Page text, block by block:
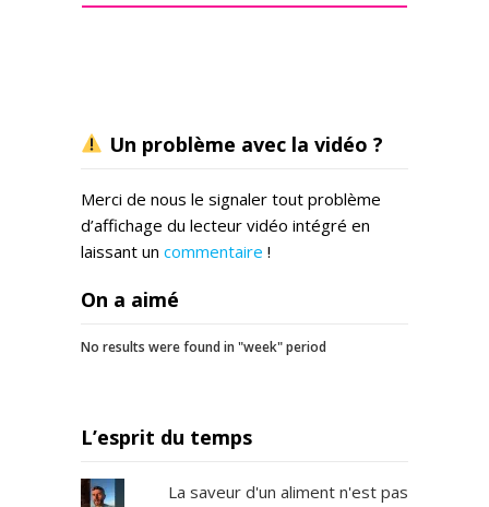
Un problème avec la vidéo ?
Merci de nous le signaler tout problème
d’affichage du lecteur vidéo intégré en
laissant un commentaire !
On a aimé
No results were found in "week" period
L’esprit du temps
La saveur d'un aliment n'est pas